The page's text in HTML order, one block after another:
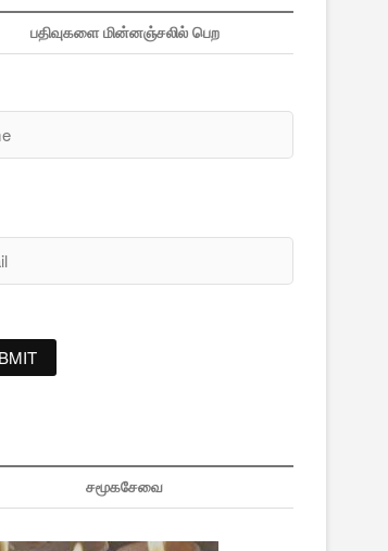
பதிவுகளை மின்னஞ்சலில் பெற
சமூகசேவை